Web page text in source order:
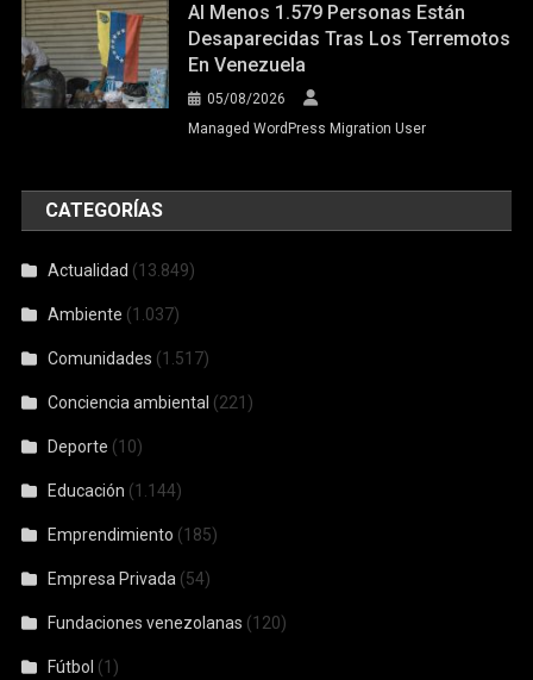
Al Menos 1.579 Personas Están
Desaparecidas Tras Los Terremotos
En Venezuela
05/08/2026
Managed WordPress Migration User
CATEGORÍAS
Actualidad (13.849)
Ambiente (1.037)
Comunidades (1.517)
Conciencia ambiental (221)
Deporte (10)
Educación (1.144)
Emprendimiento (185)
Empresa Privada (54)
Fundaciones venezolanas (120)
Fútbol (1)